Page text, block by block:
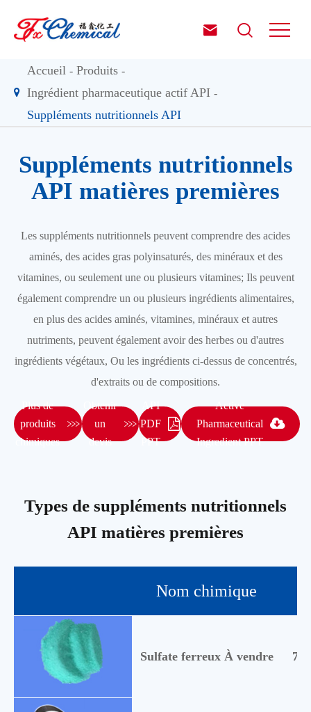
 
Accueil
Produits
Ingrédient pharmaceutique actif API
Suppléments nutritionnels API
Suppléments nutritionnels
API matières premières
Les suppléments nutritionnels peuvent comprendre des acides
aminés, des acides gras polyinsaturés, des minéraux et des
vitamines, ou seulement une ou plusieurs vitamines; Ils peuvent
également comprendre un ou plusieurs ingrédients alimentaires,
en plus des acides aminés, vitamines, minéraux et autres
nutriments, peuvent également avoir des herbes ou d'autres
ingrédients végétaux, Ou les ingrédients ci-dessus de concentrés,
d'extraits ou de compositions.
Plus de
produits
chimiques

Obtenir
un
devis

API
PDF
PPT
Active
Pharmaceutical
Ingredient PPT
Types de suppléments nutritionnels
API matières premières
Nom chimique
Sulfate ferreux À vendre